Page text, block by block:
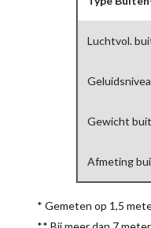
Luchtvol.
Gewicht
Afmeting
* Gemeten op 1,5